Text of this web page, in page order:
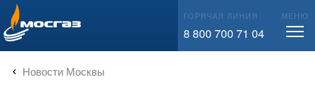
info@mos-gaz.ru ГОРЯЧАЯ ЛИНИЯ
8 800 700 71 04
МЕНЮ
Новости Москвы